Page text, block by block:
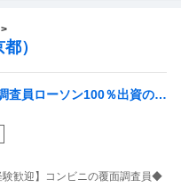
）
査員ローソン100％出資の安
歓迎】コンビニの覆面調査員◆